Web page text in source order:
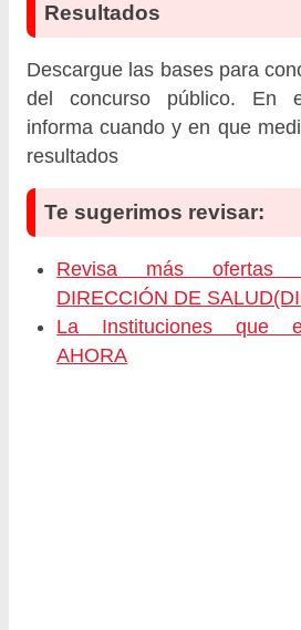
Resultados
Descargue las bases para
del concurso público. En
informa cuando y en que
resultados
Te sugerimos revisar:
Revisa más
DIRECCIÓN DE
La Instituciones que
AHORA